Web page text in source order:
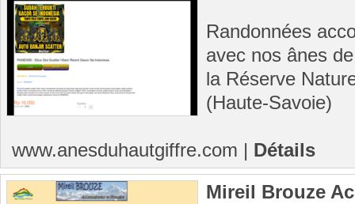
Randonnées
avec nos ânes
la Réserve
(Haute-Savoie)
www.anesduhautgiffre.com | Détails
Mireil Brouze